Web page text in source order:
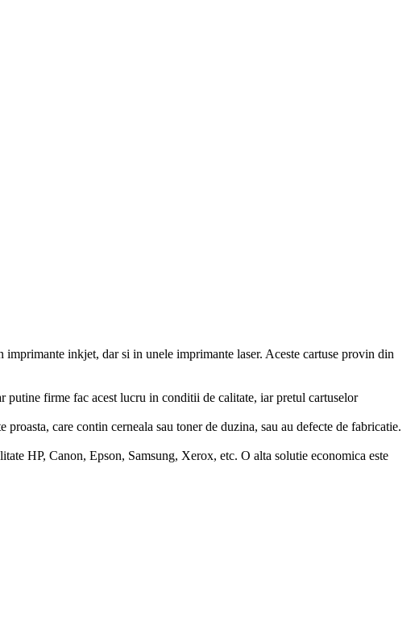
inkjet, dar si in unele imprimante laser. Aceste cartuse provin din
firme fac acest lucru in conditii de calitate, iar pretul cartuselor
care contin cerneala sau toner de duzina, sau au defecte de fabricatie.
HP, Canon, Epson, Samsung, Xerox, etc. O alta solutie economica este